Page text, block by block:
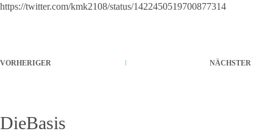
https://twitter.com/kmk2108/status/1422450519700877314
VORHERIGER NÄCHSTER
DieBasis